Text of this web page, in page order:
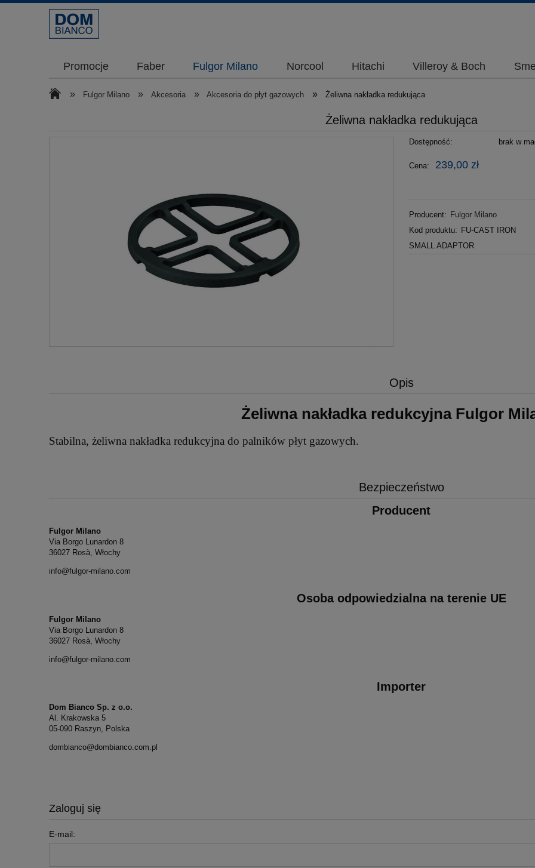
Promocje Faber Fulgor Milano Norcool Hitachi Villeroy & Boch
» Fulgor Milano » Akcesoria » Akcesoria do płyt gazowych » Żeliwna nakładka redukująca
Żeliwna nakładka redukująca
Dostępność: brak w
Cena: 239,00 zł
Producent: Fulgor Milano
Kod produktu: FU-CAST IRON
SMALL ADAPTOR
Opis
Żeliwna nakładka redukcyjna Fulgor
Stabilna, żeliwna nakładka redukcyjna do palników płyt gazowych.
Bezpieczeństwo
Producent
Fulgor Milano
Via Borgo Lunardon 8
36027 Rosà, Włochy
info@fulgor-milano.com
Osoba odpowiedzialna na terenie UE
Fulgor Milano
Via Borgo Lunardon 8
36027 Rosà, Włochy
info@fulgor-milano.com
Importer
Dom Bianco Sp. z o.o.
Al. Krakowska 5
05-090 Raszyn, Polska
dombianco@dombianco.com.pl
Zaloguj się
E-mail: